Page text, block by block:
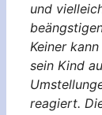
und
Keiner
sein Kind
reagiert.